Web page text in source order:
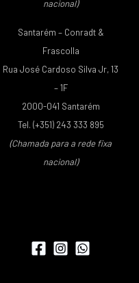
nacional)
Santarém – Conradt &
Frascolla
Rua José Cardoso Silva Jr, 13
– 1F
2000-041 Santarém
Tel. (+351) 243 333 895
(Chamada para a rede fixa
nacional)